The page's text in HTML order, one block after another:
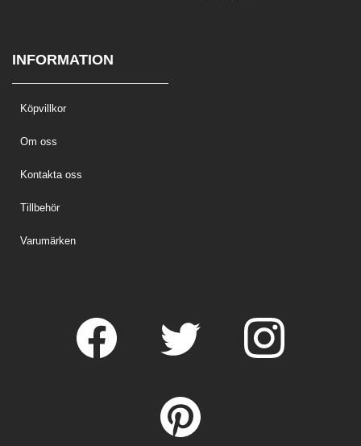
INFORMATION
Köpvillkor
Om oss
Kontakta oss
Tillbehör
Varumärken